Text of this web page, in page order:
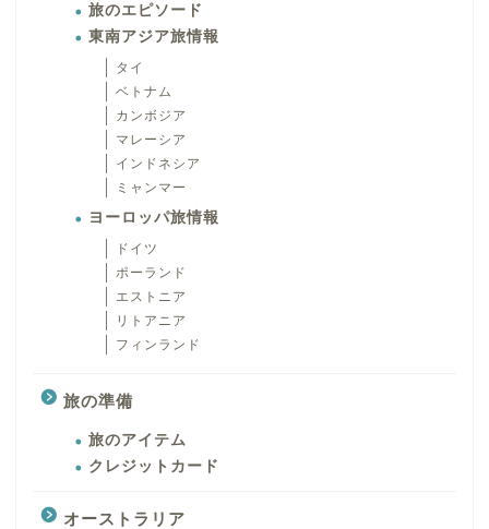
旅のエピソード
東南アジア旅情報
タイ
ベトナム
カンボジア
マレーシア
インドネシア
ミャンマー
ヨーロッパ旅情報
ドイツ
ポーランド
エストニア
リトアニア
フィンランド
旅の準備
旅のアイテム
クレジットカード
オーストラリア